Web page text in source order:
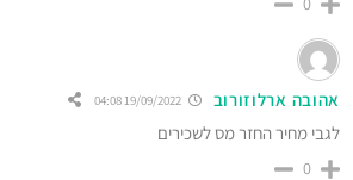
אהובה ארלוזורוב 19/09/2022 04:08
לגבי מחיר החזר מס לשכירים
0